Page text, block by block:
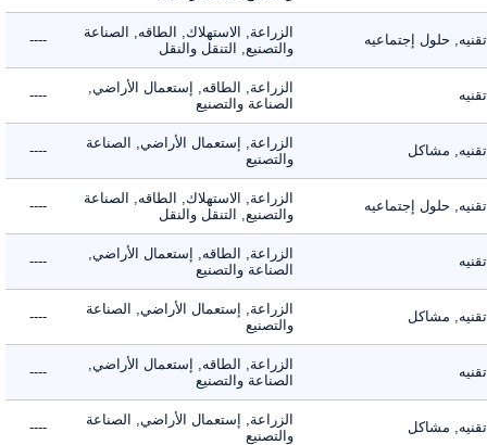
حلول إجتماعيه
الزراعة, الاستهلاك, الطاقه, الصناعة
والتصنيع, التنقل والنقل
----
الزراعة, الطاقه, إستعمال الأراضي,
الصناعة والتصنيع
----
مشاكل
الزراعة, إستعمال الأراضي, الصناعة
والتصنيع
----
حلول إجتماعيه
الزراعة, الاستهلاك, الطاقه, الصناعة
والتصنيع, التنقل والنقل
----
الزراعة, الطاقه, إستعمال الأراضي,
الصناعة والتصنيع
----
مشاكل
الزراعة, إستعمال الأراضي, الصناعة
والتصنيع
----
الزراعة, الطاقه, إستعمال الأراضي,
الصناعة والتصنيع
----
مشاكل
الزراعة, إستعمال الأراضي, الصناعة
والتصنيع
----